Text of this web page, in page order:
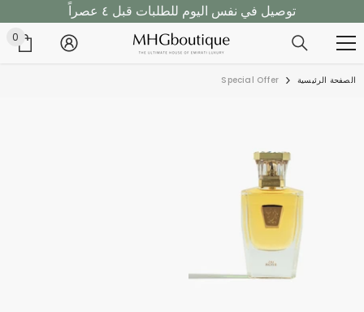
تخطى الى المحتوىتوصيل في نفس اليوم للطلبات قبل ٤ عصراً
تسوق الان، ادفع لاحقاً مع تابي!
توصيل في نفس اليوم للطلبات قبل ٤ عصراً
0
0
الصفحة الرئيسية Special Offer